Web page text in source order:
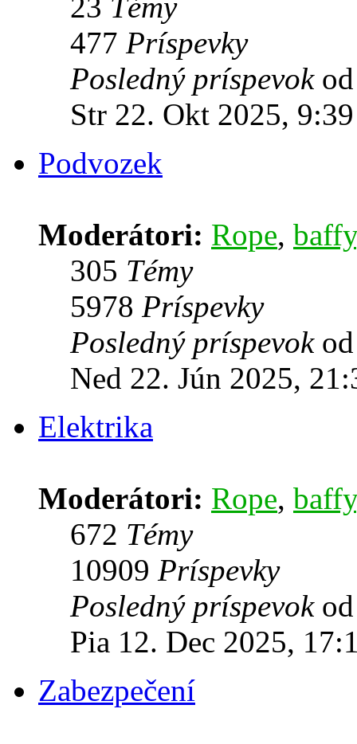
23 Témy
477 Príspevky
Posledný príspevok
Str 22. Okt 2025, 9:39
Podvozek
Moderátori: Rope, baffy
305 Témy
5978 Príspevky
Posledný príspevok
Ned 22. Jún 2025,
Elektrika
Moderátori: Rope, baffy
672 Témy
10909 Príspevky
Posledný príspevok
Pia 12. Dec 2025,
Zabezpečení